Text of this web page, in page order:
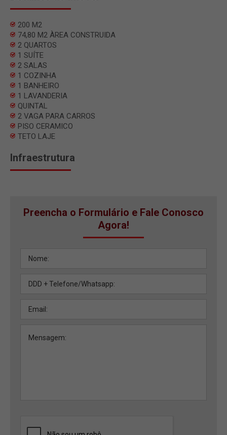
200 M2
74,80 M2 ÀREA CONSTRUIDA
2 QUARTOS
1 SUÍTE
2 SALAS
1 COZINHA
1 BANHEIRO
1 LAVANDERIA
QUINTAL
2 VAGA PARA CARROS
PISO CERAMICO
TETO LAJE
Infraestrutura
Preencha o Formulário e Fale Conosco
Agora!